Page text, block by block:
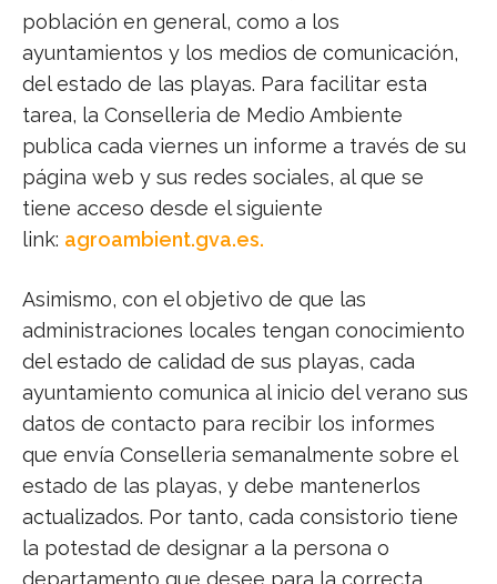
población en general, como a los
ayuntamientos y los medios de comunicación,
del estado de las playas. Para facilitar esta
tarea, la Conselleria de Medio Ambiente
publica cada viernes un informe a través de su
página web y sus redes sociales, al que se
tiene acceso desde el siguiente
link: agroambient.gva.es.
Asimismo, con el objetivo de que las
administraciones locales tengan conocimiento
del estado de calidad de sus playas, cada
ayuntamiento comunica al inicio del verano sus
datos de contacto para recibir los informes
que envía Conselleria semanalmente sobre el
estado de las playas, y debe mantenerlos
actualizados. Por tanto, cada consistorio tiene
la potestad de designar a la persona o
departamento que desee para la correcta